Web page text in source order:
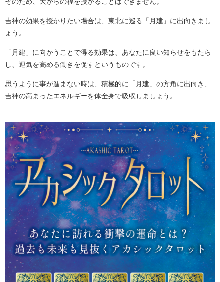
そのため、天からの福を授かることはできません。
吉神の効果を授かりたい場合は、東北に巡る「月建」に出向きまし
ょう。
「月建」に向かうことで得る効果は、あなたに良い知らせをもたら
し、運気を高める働きを促すというものです。
思うように事が進まない時は、積極的に「月建」の方角に出向き、
吉神の高まったエネルギーを体全身で吸収しましょう。